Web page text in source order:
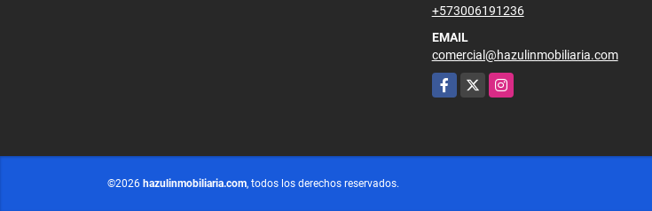
+573006191236
EMAIL
comercial@hazulinmobiliaria.com
Facebook
X Instagram
©2026 hazulinmobiliaria.com, todos los derechos reservados.